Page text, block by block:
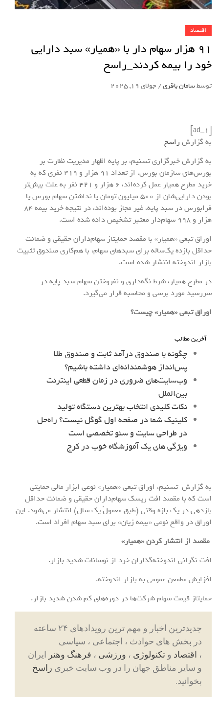
اقتصاد
91 هزار سهام دار با «همیار» سبد دارایی
خود را بیمه کردند_راسخ
توسطسامان باقری/ جولای 19, 2025
[ad_1]
به گزارش راسخ
به گزارش خبرگزاری تسنیم، بر پایه اظهار مدیریت نظارت بر
بورس‌های سازمان بورس، از تعداد 91 هزار و 419 نفری که به
خرید مطرح همیار عمل کرده‌اند، 6 هزار و 421 نفر به علت بیش‌تر
بودن دارایی‌شان از 500 میلیون تومان یا نداشتن سهام بورس یا
فرابورس در سبد پایه، غیر مجاز بوده‌اند، در نتیجه خرید بیمه 84
هزار و 998 سهام‌دار معتبر تشخیص داده شده است.
اوراق تبعی «همیار» با مقصد حمایتاز سهام‌داران حقیقی و ضمانت
حداقل بازده یک‌ساله برای سبدهای سهام، با هم‌کاری صندوق تثبیت
بازار اندوخته انتشار شده است.
در مطرح همیار، شرط نگه‌داری و نفروختن سهام سبد پایه در
سررسید مورد برسی و محاسبه قرار می‌گیرد.
اوراق تبعی «همیار» چیست؟
آخرین مطالب
چگونه با صندوق درآمد ثابت و صندوق طلا
پس‌انداز هوشمندانه‌ای داشته باشیم؟
وب‌سایت‌های ضروری در زمان قطعی اینترنت
بین‌الملل
نکات کلیدی انتخاب بهترین دستگاه تولید
کلینیک شما در صفحه اول گوگل نیست؟ راه‌حل
در طراحی سایت و سئو تخصصی است
ویژگی های یک آموزشگاه خوب در کرج
به گزارش تسنیم، اوراق تبعی «همیار» نوعی ابزار مالی حمایتی
است که با مقصد افت ریسک سهام‌داران حقیقی و ضمانت حداقل
بازدهی در یک بازه وقتی (طبق معمولً یک سال) انتشار می‌شود. این
اوراق در واقع نوعی «بیمه زیان» برای سبد سهام افراد است.
مقصد از انتشار کردن «همیار»
افت نگرانی اندوخته‌گذاران خرد از نوسانات شدید بازار.
افزایش مطمعن عمومی به بازار اندوخته.
حمایتاز قیمت سهام شرکت‌ها در دوره‌های کم شدن شدید بازار.
جدیدترین اخبار و مهم ترین رویدادهای ۲۴ ساعته
در بخش های حوادث ، اجتماعی ، سیاسی
، اقتصاد و تکنولوژی ، ورزشی ، فرهنگ وهنر ایران
و سایر مناطق جهان را در وب سایت خبری راسخ
بخوانید.